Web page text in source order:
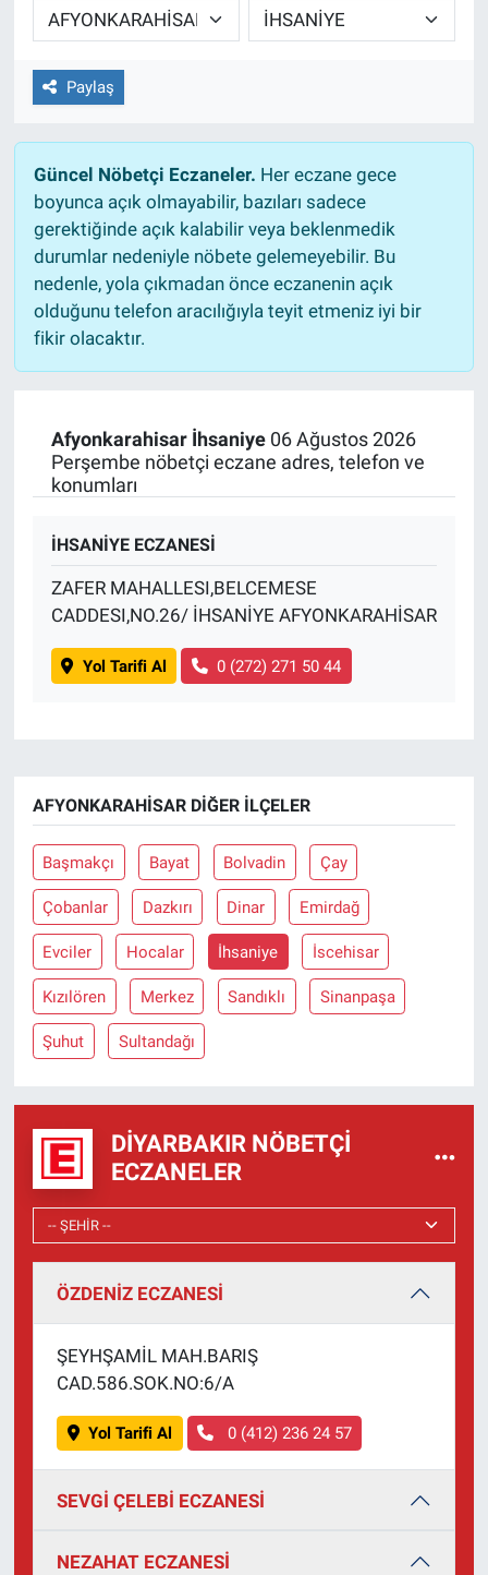
Paylaş
Güncel Nöbetçi Eczaneler. Her eczane gece
boyunca açık olmayabilir, bazıları sadece
gerektiğinde açık kalabilir veya beklenmedik
durumlar nedeniyle nöbete gelemeyebilir. Bu
nedenle, yola çıkmadan önce eczanenin açık
olduğunu telefon aracılığıyla teyit etmeniz iyi bir
fikir olacaktır.
Afyonkarahisar İhsaniye06 Ağustos 2026
Perşembe nöbetçi eczane adres, telefon ve
konumları
İHSANİYE ECZANESİ
ZAFER MAHALLESI,BELCEMESE
CADDESI,NO.26/ İHSANİYE AFYONKARAHİSAR
Yol Tarifi Al 0 (272) 271 50 44
AFYONKARAHISAR DIĞER İLÇELER
Başmakçı Bayat Bolvadin Çay
Çobanlar Dazkırı Dinar Emirdağ
Evciler Hocalar İhsaniye İscehisar
Kızılören Merkez Sandıklı Sinanpaşa
Şuhut Sultandağı
DIYARBAKIR NÖBETÇI
ECZANELER
ÖZDENİZ ECZANESİ
ŞEYHŞAMİL MAH.BARIŞ
CAD.586.SOK.NO:6/A
Yol Tarifi Al 0 (412) 236 24 57
SEVGİ ÇELEBİ ECZANESİ
NEZAHAT ECZANESİ
EĞİTİM
ÖZEL HABER
SAĞLIK
SPOR
TEKNOLOJİ